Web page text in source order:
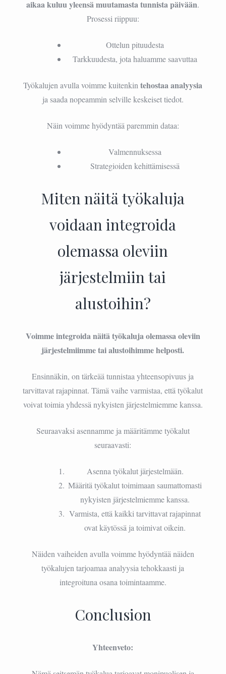
aikaa kuluu yleensä muutamasta tunnista päivään.
Prosessi riippuu:
Ottelun pituudesta
Tarkkuudesta, jota haluamme saavuttaa
Työkalujen avulla voimme kuitenkintehostaa analyysia
ja saada nopeammin selville keskeiset tiedot.
Näin voimme hyödyntää paremmin dataa:
Valmennuksessa
Strategioiden kehittämisessä
Miten näitä työkaluja
voidaan integroida
olemassa oleviin
järjestelmiin tai
alustoihin?
Voimme integroida näitä työkaluja olemassa oleviin
järjestelmiimme tai alustoihimme helposti.
Ensinnäkin, on tärkeää tunnistaa yhteensopivuus ja
tarvittavat rajapinnat. Tämä vaihe varmistaa, että työkalut
voivat toimia yhdessä nykyisten järjestelmiemme kanssa.
Seuraavaksi asennamme ja määritämme työkalut
seuraavasti:
Asenna työkalut järjestelmään.
Määritä työkalut toimimaan saumattomasti
nykyisten järjestelmiemme kanssa.
Varmista, että kaikki tarvittavat rajapinnat
ovat käytössä ja toimivat oikein.
Näiden vaiheiden avulla voimme hyödyntää näiden
työkalujen tarjoamaa analyysia tehokkaasti ja
integroituna osana toimintaamme.
Conclusion
Yhteenveto: